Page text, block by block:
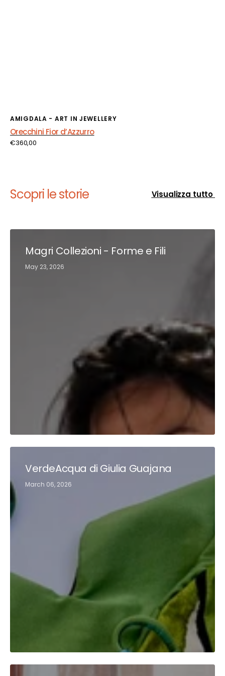
Fornitore:
AMIGDALA - ART IN JEWELLERY
Orecchini Fior d’Azzurro
Prezzo
€360,00
Scopri le storie Visualizza tutto
Magri Collezioni - Forme e Fili
May 23, 2026
VerdeAcqua di Giulia Guajana
March 06, 2026